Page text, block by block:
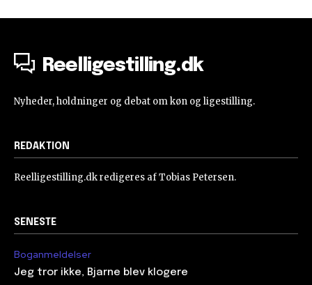
Reelligestilling.dk
Nyheder, holdninger og debat om køn og ligestilling.
REDAKTION
Reelligestilling.dk redigeres af Tobias Petersen.
SENESTE
Boganmeldelser
Jeg tror ikke, Bjarne blev klogere